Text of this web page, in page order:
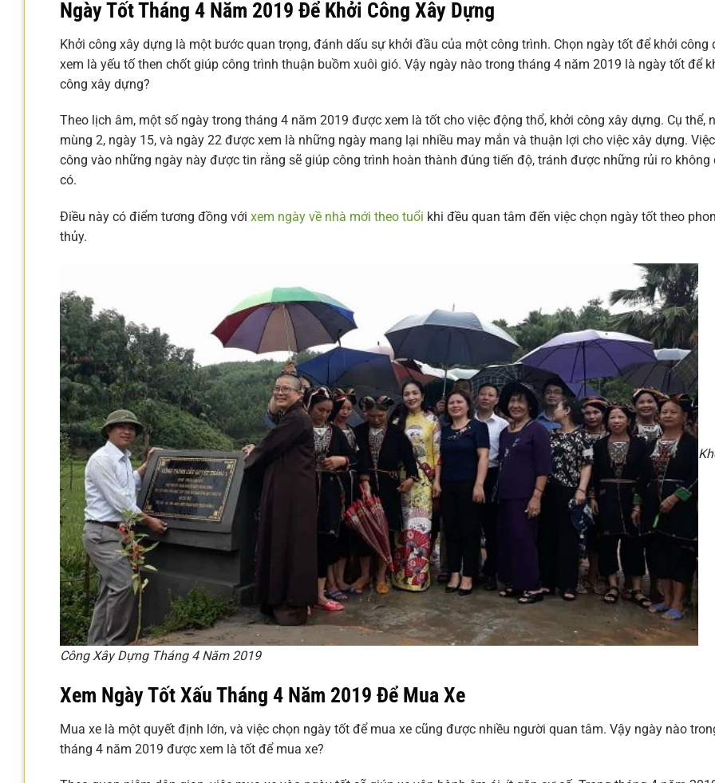
Ngày Tốt Tháng 4 Năm 2019 Để Khởi Công Xây Dựng
Khởi công xây dựng là một bước quan trọng, đánh dấu sự khởi đầu của một công trình. Chọn ngày tốt để khởi công
xem là yếu tố then chốt giúp công trình thuận buồm xuôi gió. Vậy ngày nào trong tháng 4 năm 2019 là ngày tốt để
công xây dựng?
Theo lịch âm, một số ngày trong tháng 4 năm 2019 được xem là tốt cho việc động thổ, khởi công xây dựng. Cụ thể,
mùng 2, ngày 15, và ngày 22 được xem là những ngày mang lại nhiều may mắn và thuận lợi cho việc xây dựng.
công vào những ngày này được tin rằng sẽ giúp công trình hoàn thành đúng tiến độ, tránh được những rủi ro không
có.
Điều này có điểm tương đồng với xem ngày về nhà mới theo tuổi khi đều quan tâm đến việc chọn ngày tốt theo
thủy.
Công Xây Dựng Tháng 4 Năm 2019
Xem Ngày Tốt Xấu Tháng 4 Năm 2019 Để Mua Xe
Mua xe là một quyết định lớn, và việc chọn ngày tốt để mua xe cũng được nhiều người quan tâm. Vậy ngày nào
tháng 4 năm 2019 được xem là tốt để mua xe?